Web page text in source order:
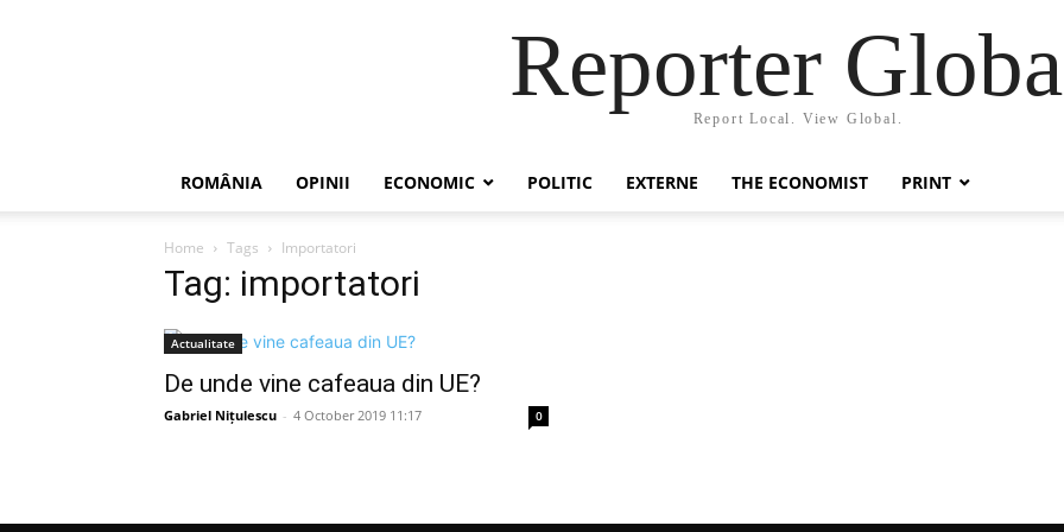
Reporter
Report Local. View Global.
ROMÂNIA OPINII ECONOMIC POLITIC EXTERNE THE ECONOMIST PRINT
Home Tags Importatori
Tag: importatori
Actualitate
De unde vine cafeaua din UE?
Gabriel Nițulescu - 4 October 2019 11:17 0